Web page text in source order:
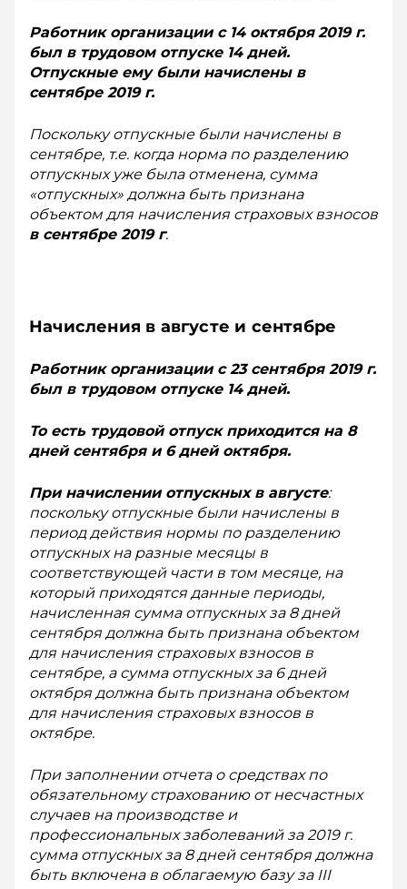
Работник организации с 14 октября 2019 г.
был в трудовом отпуске 14 дней.
Отпускные ему были начислены в
сентябре 2019 г.
Поскольку отпускные были начислены в
сентябре, т.е. когда норма по разделению
отпускных уже была отменена, сумма
«отпускных» должна быть признана
объектом для начисления страховых взносов
в сентябре 2019 г.
Начисления в августе и сентябре
Работник организации с 23 сен­тября 2019 г.
был в трудовом от­пуске 14 дней.
То есть трудовой отпуск приходится на 8
дней сентября и 6 дней октября.
При начислении отпускных в августе:
поскольку отпускные были начислены в
период действия нормы по разделению
отпускных на разные месяцы в
соответствующей части в том месяце, на
который приходятся данные периоды,
начисленная сумма отпуск­ных за 8 дней
сентября должна быть признана объектом
для начисления страховых взносов в
сентябре, а сумма отпускных за 6 дней
октября должна быть признана объектом
для начисления страховых взносов в
октябре.
При заполнении отчета о сред­ствах по
обязательному страхованию от несчастных
случаев на производстве и
профессиональных заболеваний за 2019 г.
сумма отпускных за 8 дней сентября должна
быть включена в облагаемую базу за III